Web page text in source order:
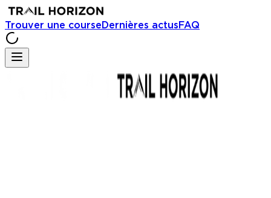
Trouver une courseDernières actusFAQ